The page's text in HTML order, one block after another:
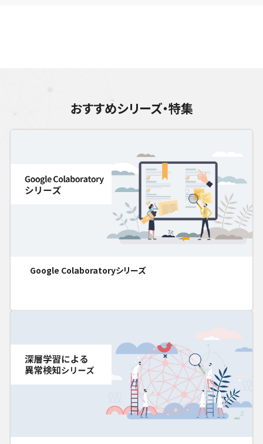
おすすめシリーズ・特集
Google Colaboratoryシリーズ